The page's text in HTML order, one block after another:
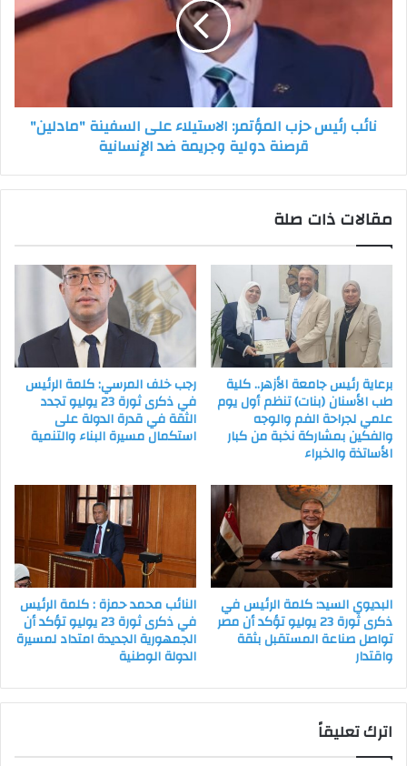
السفينة
قرصنة
دوليةنائب رئيس حزب المؤتمر: الاستيلاء على السفينة "مادلين"
قرصنة دولية وجريمة ضد الإنسانية
مقالات ذات صلة
برعاية رئيس جامعة الأزهر.. كلية
طب الأسنان (بنات) تنظم أول يوم
علمي لجراحة الفم والوجه
والفكين بمشاركة نخبة من كبار
الأساتذة والخبراء
رجب خلف المرسي: كلمة الرئيس
في ذكرى ثورة 23 يوليو تجدد
الثقة في قدرة الدولة على
استكمال مسيرة البناء والتنمية
البديوي السيد: كلمة الرئيس في
ذكرى ثورة 23 يوليو تؤكد أن مصر
تواصل صناعة المستقبل بثقة
واقتدار
النائب محمد حمزة : كلمة الرئيس
في ذكرى ثورة 23 يوليو تؤكد أن
الجمهورية الجديدة امتداد لمسيرة
الدولة الوطنية
اترك تعليقاً